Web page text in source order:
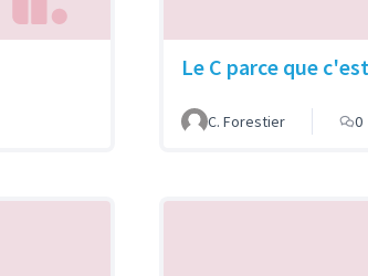
Le C parce que
C. Forestier 0